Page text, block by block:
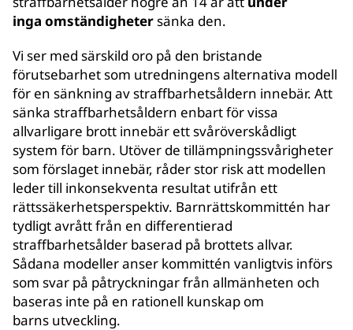
inga omständigheter sänka den.
Vi ser med särskild oro på den bristande
förutsebarhet som utredningens alternativa modell
för en sänkning av straffbarhetsåldern innebär. Att
sänka straffbarhetsåldern enbart för vissa
allvarligare brott innebär ett svåröverskådligt
system för barn. Utöver de tillämpningssvårigheter
som förslaget innebär, råder stor risk att modellen
leder till inkonsekventa resultat utifrån ett
rättssäkerhetsperspektiv. Barnrättskommittén har
tydligt avrått från en differentierad
straffbarhetsålder baserad på brottets allvar.
Sådana modeller anser kommittén vanligtvis införs
som svar på påtryckningar från allmänheten och
baseras inte på en rationell kunskap om
barns utveckling.